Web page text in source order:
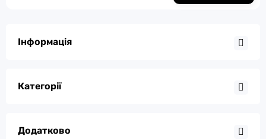
Інформація
Категорії
Додатково